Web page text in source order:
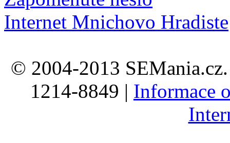
Internet Mnichovo Hradiste
© 2004-2013
1214-8849 | Informace